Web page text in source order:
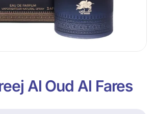
Al Oud Al Fares